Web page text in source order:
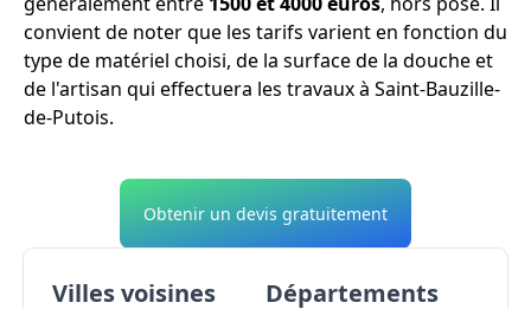
convient de noter que les tarifs varient en fonction du
type de matériel choisi, de la surface de la douche et
de l'artisan qui effectuera les travaux à Saint-Bauzille-
de-Putois.
Obtenir un devis gratuitement
Villes voisines Départements